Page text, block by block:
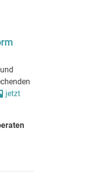
jetzt